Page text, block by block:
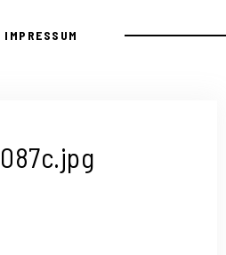
IMPRESSUM